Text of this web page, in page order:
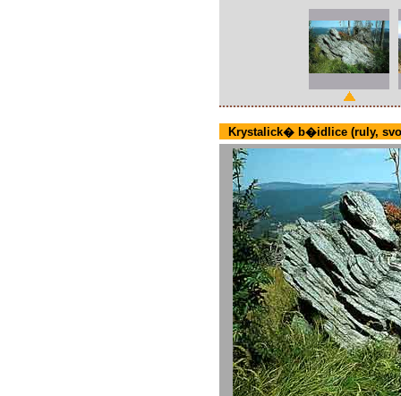
Krystalick� b�idlice (ruly,